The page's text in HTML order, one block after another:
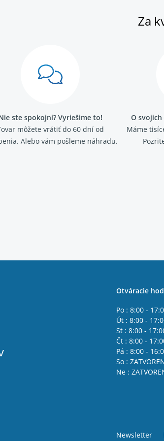
Za
ste spokojní? Vyriešime to!
môžete vrátiť do 60 dní od
Alebo vám pošleme náhradu.
O
Máme
Otváracie
Po : 8:00 -
Út : 8:00 -
St : 8:00 -
Čt : 8:00 -
Pá : 8:00 -
So :
Ne :
Newsletter